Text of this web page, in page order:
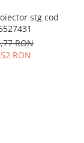
stg cod
RON
RON